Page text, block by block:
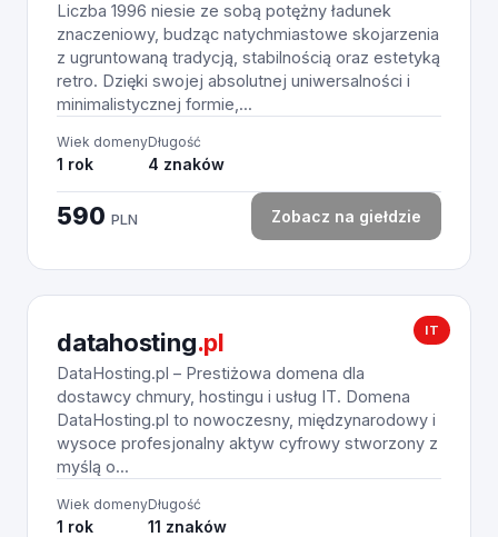
Liczba 1996 niesie ze sobą potężny ładunek
znaczeniowy, budząc natychmiastowe skojarzenia
z ugruntowaną tradycją, stabilnością oraz estetyką
retro. Dzięki swojej absolutnej uniwersalności i
minimalistycznej formie,...
Wiek domeny
1 rok
Długość
4 znaków
590 PLN Zobacz na giełdzie
IT
datahosting.pl
DataHosting.pl – Prestiżowa domena dla
dostawcy chmury, hostingu i usług IT. Domena
DataHosting.pl to nowoczesny, międzynarodowy i
wysoce profesjonalny aktyw cyfrowy stworzony z
myślą o...
Wiek domeny
1 rok
Długość
11 znaków